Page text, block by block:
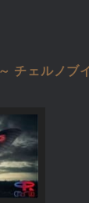
チェルノブ